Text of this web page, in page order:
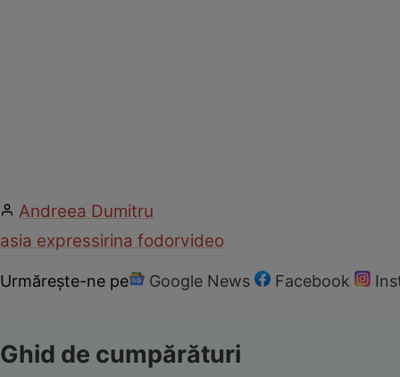
Andreea Dumitru
asia expressirina fodorvideo
Urmărește-ne pe Google News Facebook
Ghid de cumpărături